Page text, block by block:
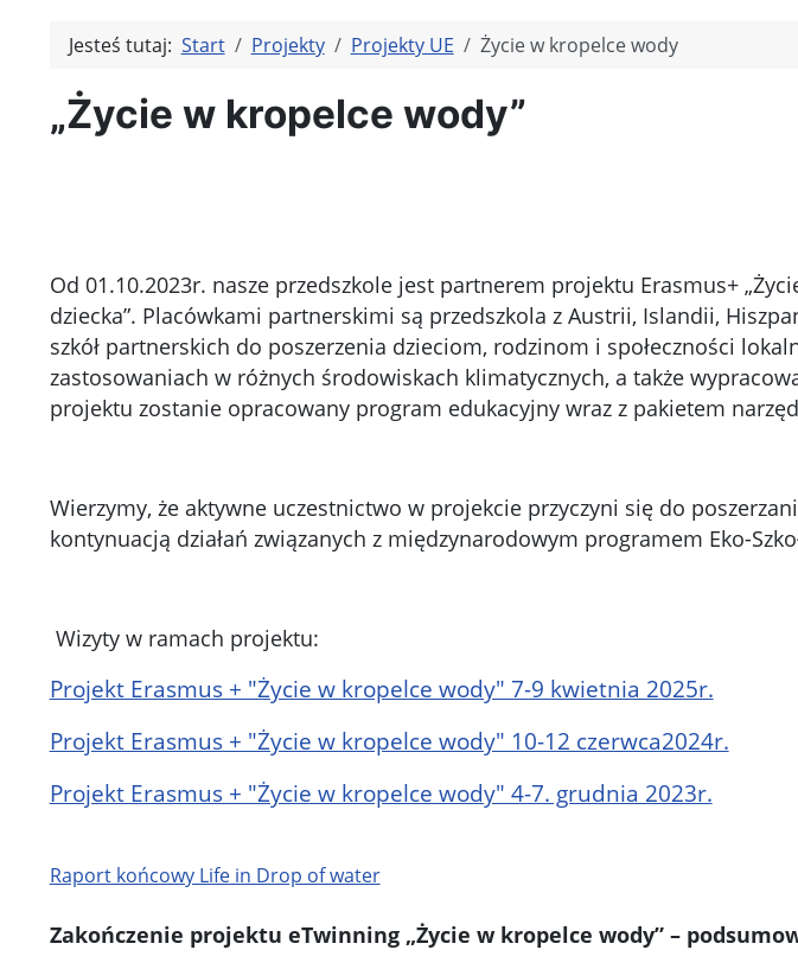
Jesteś tutaj: Start Projekty Projekty UE Życie w kropelce wody
„Życie w kropelce wody”
Od 01.10.2023r. nasze przedszkole jest partnerem projektu Erasmus+
dziecka”. Placówkami partnerskimi są przedszkola z Austrii, Islandii,
szkół partnerskich do poszerzenia dzieciom, rodzinom i społeczności
zastosowaniach w różnych środowiskach klimatycznych, a także
projektu zostanie opracowany program edukacyjny wraz z pakietem
Wierzymy, że aktywne uczestnictwo w projekcie przyczyni się do
kontynuacją działań związanych z międzynarodowym programem Eko-
Wizyty w ramach projektu:
Projekt Erasmus + "Życie w kropelce wody" 7-9 kwietnia 2025r.
Projekt Erasmus + "Życie w kropelce wody" 10-12 czerwca2024r.
Projekt Erasmus + "Życie w kropelce wody" 4-7. grudnia 2023r.
Raport końcowy Life in Drop of water
Zakończenie projektu eTwinning „Życie w kropelce wody” –